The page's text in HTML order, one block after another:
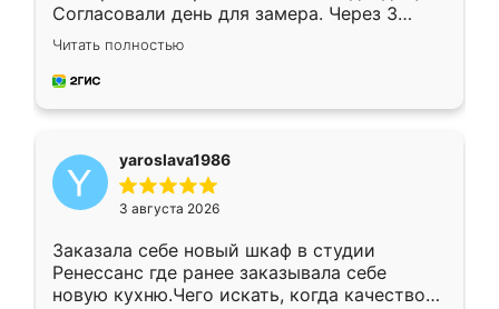
Согласовали день для замера. Через 3
недели кухня была уже готова. Остались
довольны работой. Спасибо Ренессанс
мебель за качественную работу!
Читать полностью
yaroslava1986
3 августа 2026
Заказала себе новый шкаф в студии
Ренессанс где ранее заказывала себе
новую кухню.Чего искать, когда качеством